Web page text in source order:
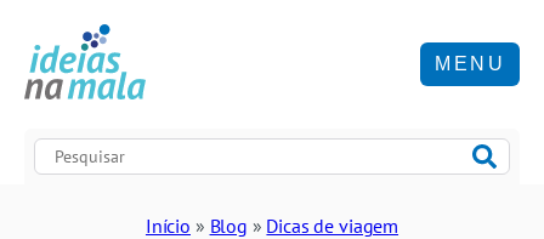
MENU
Início » Blog » Dicas de viagem